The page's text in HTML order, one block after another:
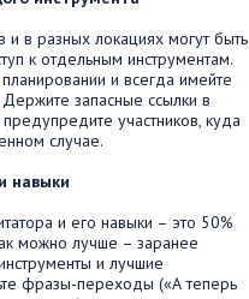
и в разных локациях могут быть
к отдельным инструментам.
и всегда имейте
запасные ссылки в
участников, куда
случае.
навыки
и его навыки – это 50%
можно лучше – заранее
и лучшие
фразы-переходы («А теперь